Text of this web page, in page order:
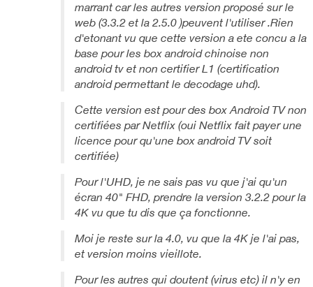
marrant car les autres version proposé sur le
web (3.3.2 et la 2.5.0 )peuvent l'utiliser .Rien
d'etonant vu que cette version a ete concu a la
base pour les box android chinoise non
android tv et non certifier L1 (certification
android permettant le decodage uhd).
Cette version est pour des box Android TV non
certifiées par Netflix (oui Netflix fait payer une
licence pour qu'une box android TV soit
certifiée)
Pour l'UHD, je ne sais pas vu que j'ai qu'un
écran 40" FHD, prendre la version 3.2.2 pour la
4K vu que tu dis que ça fonctionne.
Moi je reste sur la 4.0, vu que la 4K je l'ai pas,
et version moins vieillote.
Pour les autres qui doutent (virus etc) il n'y en